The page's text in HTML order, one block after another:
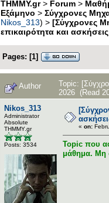
THMMY.gr> Forum >
Εξάμηνο > Σύγχρονες
Nikos_313) > [Σύγχρονες
επικαιρότητα και
Pages: [1]
Author
Topic:
2026 (Read
Nikos_313
Administrator
Αbsolute
ΤΗΜΜΥ.gr
Posts: 3534
« on:
Topic που
μάθημα. Μη